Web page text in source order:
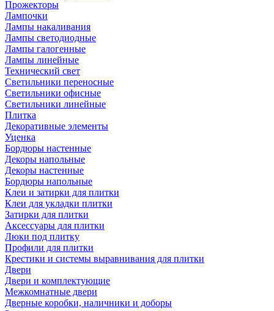
Прожекторы
Лампочки
Лампы накаливания
Лампы светодиодные
Лампы галогенные
Лампы линейные
Технический свет
Светильники переносные
Светильники офисные
Светильники линейные
Плитка
Декоративные элементы
Уценка
Бордюры настенные
Декоры напольные
Декоры настенные
Бордюры напольные
Клеи и затирки для плитки
Клеи для укладки плитки
Затирки для плитки
Аксессуары для плитки
Люки под плитку
Профили для плитки
Крестики и системы выравнивания для плитки
Двери
Двери и комплектующие
Межкомнатные двери
Дверные коробки, наличники и доборы